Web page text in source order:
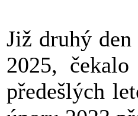
Již druhý
2025,
předešlých